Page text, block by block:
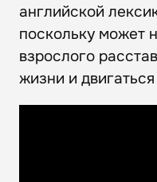
английской
поскольку может
взрослого
жизни и